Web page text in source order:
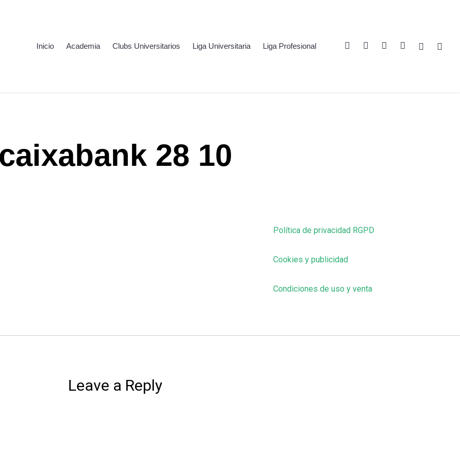
Inicio Academia Clubs Universitarios Liga Universitaria Liga Profesional Twitter LinkedinYoutubeInstagramSpotify Twitch
caixabank 28 10
Política de privacidad RGPD
Cookies y publicidad
Condiciones de uso y venta
Leave a Reply